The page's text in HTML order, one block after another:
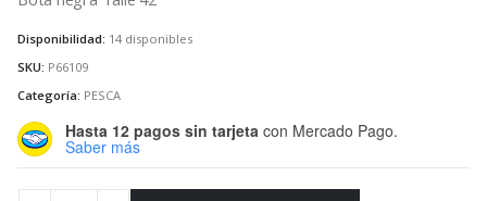
Disponibilidad: 14 disponibles
SKU: P66109
Categoría: PESCA
Hasta 12 pagos sin tarjeta con Mercado Pago.
Saber más